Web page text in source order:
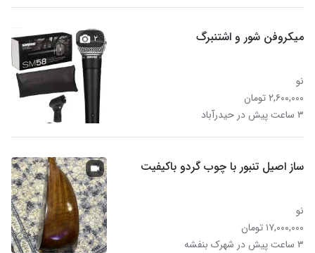
میکروفن شور و اشتنبرگ
نو
۲,۶۰۰,۰۰۰ تومان
۳ ساعت پیش در حیدرآباد
۲
ساز اصیل تنبور با چوب گردو باکیفیت
نو
۱۷,۰۰۰,۰۰۰ تومان
۳ ساعت پیش در شهرک بنفشه